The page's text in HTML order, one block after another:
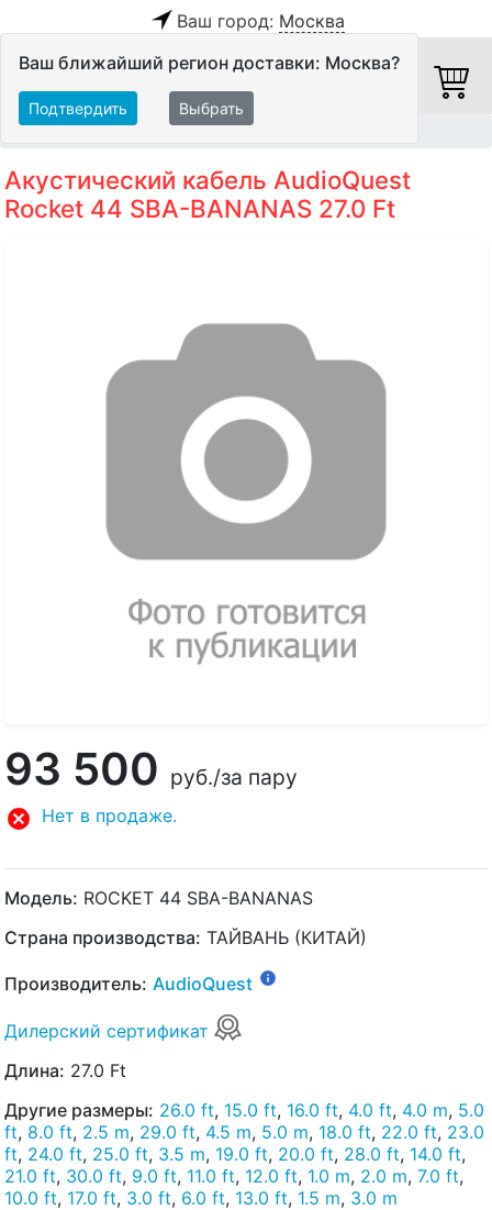
Ваш город: Москва
Ваш ближайший регион доставки: Москва?
Подтвердить Выбрать
Акустический кабель AudioQuest
Rocket 44 SBA-BANANAS 27.0 Ft
93 500 руб./за пару
Нет в продаже.
Модель: ROCKET 44 SBA-BANANAS
Страна производства: ТАЙВАНЬ (КИТАЙ)
Производитель: AudioQuest
Дилерский сертификат
Длина: 27.0 Ft
Другие размеры: 26.0 ft, 15.0 ft, 16.0 ft, 4.0 ft, 4.0 m, 5.0
ft, 8.0 ft, 2.5 m, 29.0 ft, 4.5 m, 5.0 m, 18.0 ft, 22.0 ft, 23.0
ft, 24.0 ft, 25.0 ft, 3.5 m, 19.0 ft, 20.0 ft, 28.0 ft, 14.0 ft,
21.0 ft, 30.0 ft, 9.0 ft, 11.0 ft, 12.0 ft, 1.0 m, 2.0 m, 7.0 ft,
10.0 ft, 17.0 ft, 3.0 ft, 6.0 ft, 13.0 ft, 1.5 m, 3.0 m